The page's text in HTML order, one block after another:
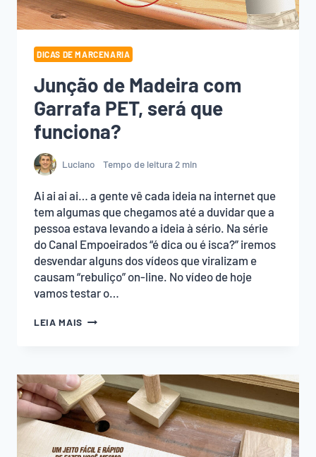
DICAS DE MARCENARIA
Junção de Madeira com
Garrafa PET, será que
funciona?
Luciano Tempo de leitura2 min
Ai ai ai ai… a gente vê cada ideia na internet que
tem algumas que chegamos até a duvidar que a
pessoa estava levando a ideia à sério. Na série
do Canal Empoeirados “é dica ou é isca?” iremos
desvendar alguns dos vídeos que viralizam e
causam “rebuliço” on-line. No vídeo de hoje
vamos testar o…
LEIA MAIS JUNÇÃO
GARRAFA
PET,
SERÁ
QUE
FUNCIONA?